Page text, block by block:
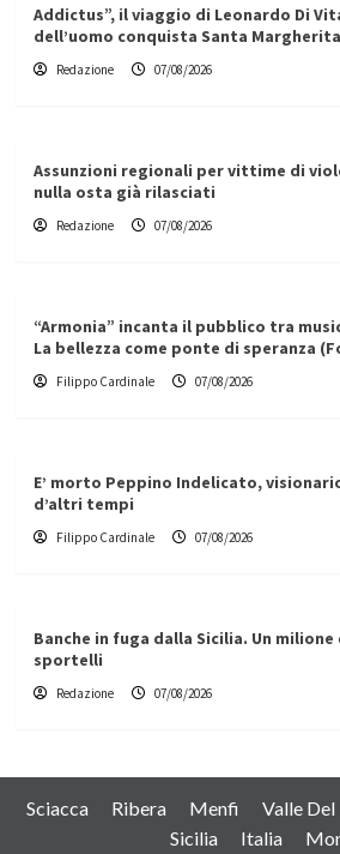
Addictus”, il viaggio di Leonardo Di
dell’uomo conquista Santa
Redazione 07/08/2026
Assunzioni regionali per vittime di
nulla osta già rilasciati
Redazione 07/08/2026
“Armonia” incanta il pubblico tra
La bellezza come ponte di speranza
Filippo Cardinale 07/08/2026
E’ morto Peppino Indelicato,
d’altri tempi
Filippo Cardinale 07/08/2026
Banche in fuga dalla Sicilia. Un
sportelli
Redazione 07/08/2026
Sciacca Ribera Menfi Valle
Sicilia
Italia